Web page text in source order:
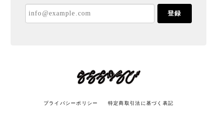
登録
プライバシーポリシー 特定商取引法に基づく表記